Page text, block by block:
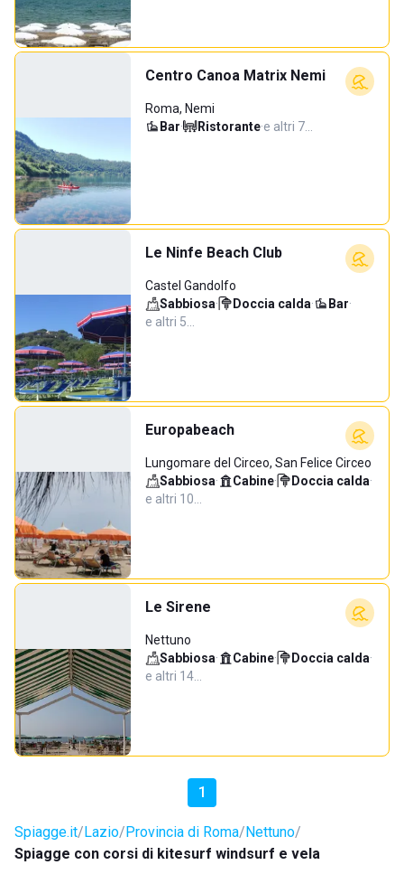
Centro Canoa Matrix Nemi
Roma, Nemi
Bar· Ristorante·e altri 7…
Le Ninfe Beach Club
Castel Gandolfo
Sabbiosa· Doccia calda· Bar·
e altri 5…
Europabeach
Lungomare del Circeo, San Felice Circeo
Sabbiosa· Cabine· Doccia calda·
e altri 10…
Le Sirene
Nettuno
Sabbiosa· Cabine· Doccia calda·
e altri 14…
1
Spiagge.it Lazio Provincia di Roma Nettuno
Spiagge con corsi di kitesurf windsurf e vela